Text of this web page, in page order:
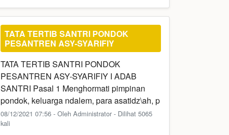
TATA TERTIB SANTRI PONDOK
PESANTREN ASY-SYARIFIY
TATA TERTIB SANTRI PONDOK
PESANTREN ASY-SYARIFIY I ADAB
SANTRI Pasal 1 Menghormati pimpinan
pondok, keluarga ndalem, para asatidz\ah, p
08/12/2021 07:56 - Oleh Administrator - Dilihat 5065
kali